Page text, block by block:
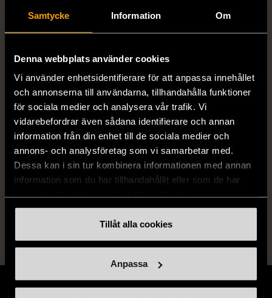
Samtycke Information Om
Denna webbplats använder cookies
Vi använder enhetsidentifierare för att anpassa innehållet
och annonserna till användarna, tillhandahålla funktioner
för sociala medier och analysera vår trafik. Vi
vidarebefordrar även sådana identifierare och annan
information från din enhet till de sociala medier och
annons- och analysföretag som vi samarbetar med.
Dessa kan i sin tur kombinera informationen med annan
information som du har tillhandahållit eller som de har
Tillåt alla cookies
Anpassa
Läs mer om hur vi bedömer
Varumärke Lo Scarabeo
Produkten är unik och finns enbart som 1 st i lager.
Fri frakt på alla köp över 990 kr.
14 dagars ångerrät.